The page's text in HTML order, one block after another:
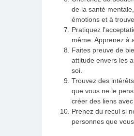
de la santé
émotions et à
Pratiquez
même. Apprenez à
Faites preuve de
attitude envers les
soi.
Trouvez des
que vous ne le
créer des liens avec
Prenez du recul si
personnes que